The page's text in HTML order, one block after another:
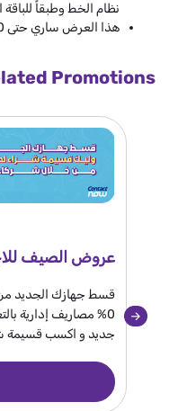
نظام الخط وطبقاً
هذا العرض ساري حتى 30 سبتمبر 2026
Promotions
عروض الصيف
جديد و اكسب قسيمة شراء